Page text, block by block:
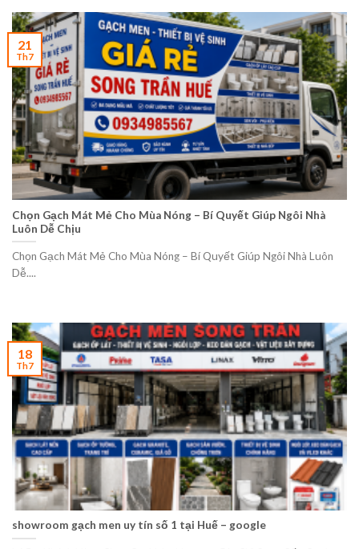
Chọn Gạch Mát Mẻ Cho Mùa Nóng – Bí Quyết Giúp Ngôi Nhà
Luôn Dễ Chịu
Chọn Gạch Mát Mẻ Cho Mùa Nóng – Bí Quyết Giúp Ngôi Nhà Luôn
Dễ....
21
Th7
showroom gạch men uy tín số 1 tại Huế – google
18
Th7